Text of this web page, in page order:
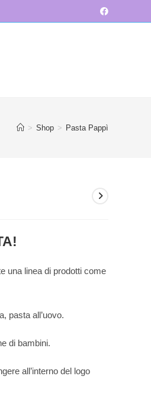
> Shop > Pasta Pappì
una linea di prodotti come
pasta all’uovo.
di bambini.
all’interno del logo